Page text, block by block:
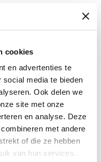
cookies
en advertenties te
media te bieden
Ook delen we
site met onze
en analyse. Deze
met andere
of die ze hebben
van hun services.
Boek - Dagboek voor
17, 95